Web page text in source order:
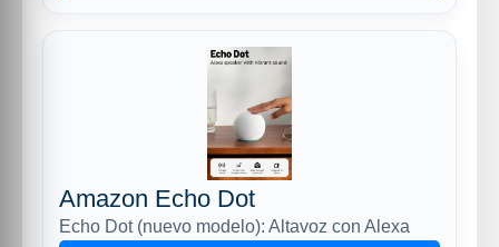
Amazon Echo Dot
Echo Dot (nuevo modelo): Altavoz con Alexa